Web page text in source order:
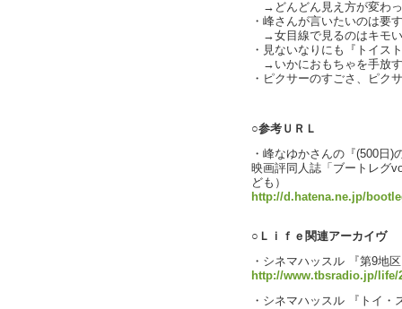
→どんどん見え方が変わ
・峰さんが言いたいのは要
→女目線で見るのはキモ
・見ないなりにも『トイス
→いかにおもちゃを手放
・ピクサーのすごさ、ピク
○参考ＵＲＬ
・峰なゆかさんの『(500日
映画評同人誌「ブートレグ
ども）
http://d.hatena.ne.jp/
○Ｌｉｆｅ関連アーカイヴ
・シネマハッスル 『第9地
http://www.tbsradio.jp/life/
・シネマハッスル 『トイ・